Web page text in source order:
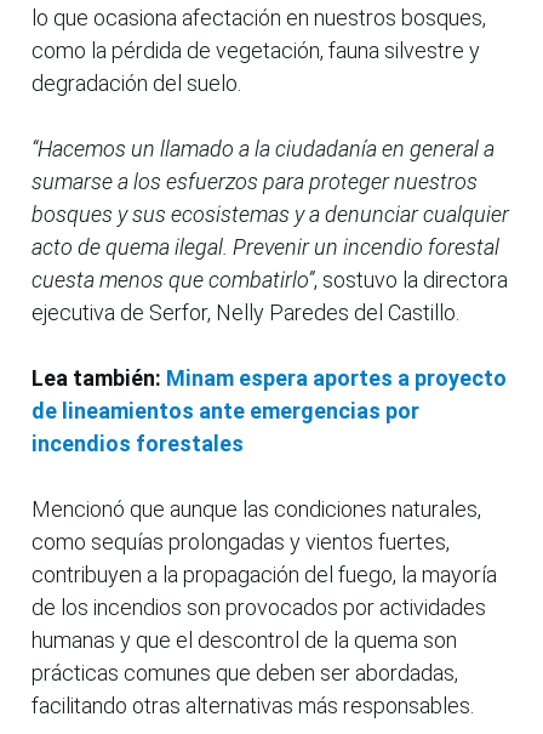
lo que ocasiona afectación en nuestros bosques,
como la pérdida de vegetación, fauna silvestre y
degradación del suelo.
“Hacemos un llamado a la ciudadanía en general a
sumarse a los esfuerzos para proteger nuestros
bosques y sus ecosistemas y a denunciar cualquier
acto de quema ilegal. Prevenir un incendio forestal
cuesta menos que combatirlo”, sostuvo la directora
ejecutiva de Serfor, Nelly Paredes del Castillo.
Lea también: Minam espera aportes a proyecto
de lineamientos ante emergencias por
incendios forestales
Mencionó que aunque las condiciones naturales,
como sequías prolongadas y vientos fuertes,
contribuyen a la propagación del fuego, la mayoría
de los incendios son provocados por actividades
humanas y que el descontrol de la quema son
prácticas comunes que deben ser abordadas,
facilitando otras alternativas más responsables.